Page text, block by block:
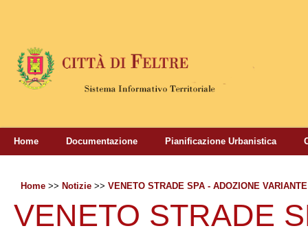
Home Documentazione Pianificazione Urbanistica
Home >> Notizie >> VENETO STRADE SPA - ADOZIONE
VENETO STRADE